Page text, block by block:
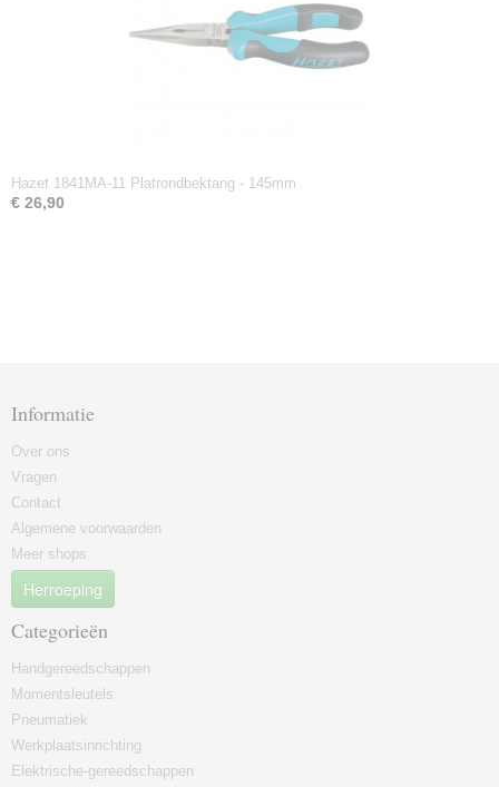
Hazet 1841MA-11 Platrondbektang - 145mm
€ 26,90
Informatie
Over ons
Vragen
Contact
Algemene voorwaarden
Meer shops
Herroeping
Categorieën
Handgereedschappen
Momentsleutels
Pneumatiek
Werkplaatsinrichting
Elektrische-gereedschappen